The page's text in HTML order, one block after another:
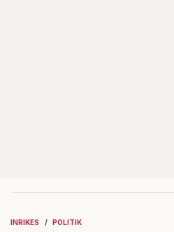
INRIKES POLITIK